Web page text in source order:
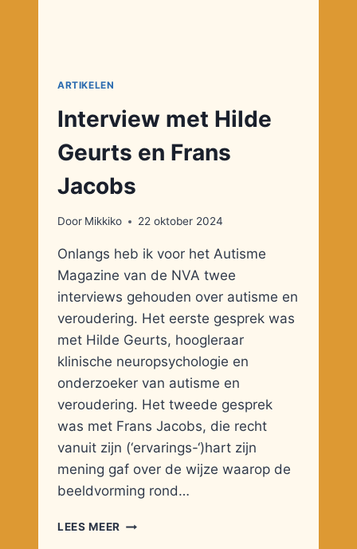
ARTIKELEN
Interview met Hilde
Geurts en Frans
Jacobs
Door Mikkiko 22 oktober 2024
Onlangs heb ik voor het Autisme
Magazine van de NVA twee
interviews gehouden over autisme en
veroudering. Het eerste gesprek was
met Hilde Geurts, hoogleraar
klinische neuropsychologie en
onderzoeker van autisme en
veroudering. Het tweede gesprek
was met Frans Jacobs, die recht
vanuit zijn (‘ervarings-‘)hart zijn
mening gaf over de wijze waarop de
beeldvorming rond…
LEES MEER INTERVIEW